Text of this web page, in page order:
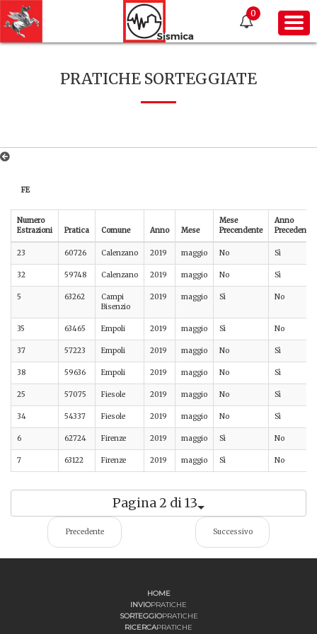
0
PRATICHE SORTEGGIATE
FE
Numero
Estrazioni
Pratica Comune Anno Mese
Mese
Precendente
Anno
Precedente
23 60726 Calenzano 2019 maggio No Sì
32 59748 Calenzano 2019 maggio No Sì
5 63262
Campi
Bisenzio
2019 maggio Sì No
35 63465 Empoli 2019 maggio Sì No
37 57223 Empoli 2019 maggio No Sì
38 59636 Empoli 2019 maggio No Sì
25 57075 Fiesole 2019 maggio No Sì
34 54337 Fiesole 2019 maggio No Sì
6 62724 Firenze 2019 maggio Sì No
7 63122 Firenze 2019 maggio Sì No
Pagina 2 di 13
Precedente Successivo
HOME
INVIOPRATICHE
SORTEGGIOPRATICHE
RICERCAPRATICHE